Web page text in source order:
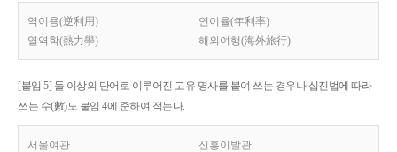
역이용(逆利用)
연이율(年利率)
열역학(熱力學)
해외여행(海外旅行)
[붙임 5] 둘 이상의 단어로 이루어진 고유 명사를 붙여 쓰는 경우나 십진법에 따라
쓰는 수(數)도 붙임 4에 준하여 적는다.
서울여관 신흥이발관